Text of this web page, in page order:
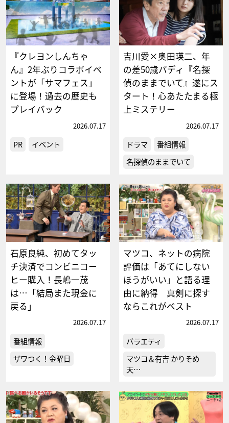
『クレヨンしんちゃ
ん』2年ぶりコラボイベ
ントが「サマフェス」
に登場！過去の歴史も
プレイバック
2026.07.17
PR イベント
吉川愛×奥田瑛二、年
の差50歳バディ『名探
偵のままでいて』遂にス
タート！心あたたまる極
上ミステリー
2026.07.17
ドラマ
番組情報
名探偵のままでいて
石原良純、初めてタッ
チ決済でコンビニコー
ヒー購入！長嶋一茂
は…「結局また現金に
戻る」
2026.07.17
番組情報
ザワつく！金曜日
マツコ、ネットの病院
評価は「あてにしない
ほうがいい」と語る理
由に納得 真剣に探す
ならこれがベスト
2026.07.17
バラエティ
マツコ＆有吉 かりそめ
天…